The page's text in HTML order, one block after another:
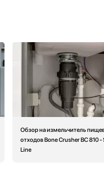
Обзор на измельчитель
отходов Bone Crusher BC 810 -
Line